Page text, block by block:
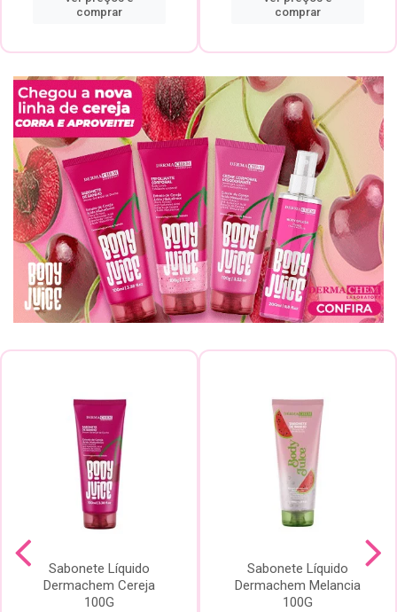
comprar
comprar
Sabonete Líquido
Dermachem Cereja
100G
Sabonete Líquido
Dermachem Melancia
100G